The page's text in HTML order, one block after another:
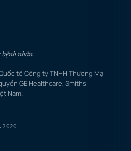
bệnh nhân
tế Công ty TNHH Thương Mại
GE Healthcare, Smiths
Nam.